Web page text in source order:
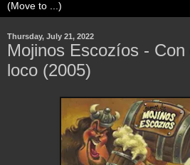
Thursday, July 21, 2022
Mojinos Escozíos -
loco (2005)